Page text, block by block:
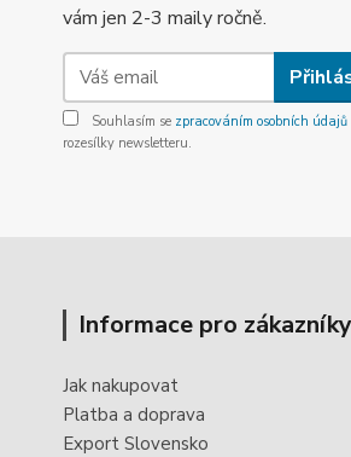
vám jen 2-3 maily ročně.
Souhlasím se zpracováním osobních údajů
rozesílky newsletteru.
Informace pro zákazníky
Jak nakupovat
Platba a doprava
Export Slovensko